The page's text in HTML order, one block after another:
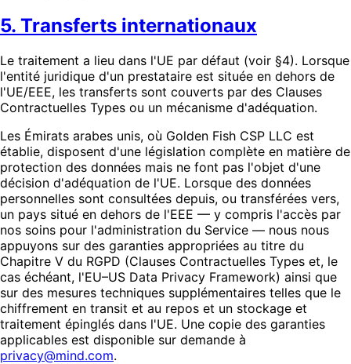
5. Transferts internationaux
Le traitement a lieu dans l'UE par défaut (voir §4). Lorsque
l'entité juridique d'un prestataire est située en dehors de
l'UE/EEE, les transferts sont couverts par des Clauses
Contractuelles Types ou un mécanisme d'adéquation.
Les Émirats arabes unis, où Golden Fish CSP LLC est
établie, disposent d'une législation complète en matière de
protection des données mais ne font pas l'objet d'une
décision d'adéquation de l'UE. Lorsque des données
personnelles sont consultées depuis, ou transférées vers,
un pays situé en dehors de l'EEE — y compris l'accès par
nos soins pour l'administration du Service — nous nous
appuyons sur des garanties appropriées au titre du
Chapitre V du RGPD (Clauses Contractuelles Types et, le
cas échéant, l'EU–US Data Privacy Framework) ainsi que
sur des mesures techniques supplémentaires telles que le
chiffrement en transit et au repos et un stockage et
traitement épinglés dans l'UE. Une copie des garanties
applicables est disponible sur demande à
privacy@mind.com.